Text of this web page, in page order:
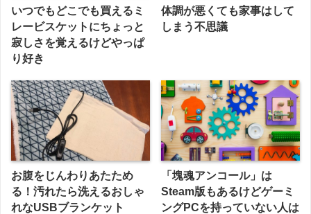
いつでもどこでも買えるミ
レービスケットにちょっと
寂しさを覚えるけどやっぱ
り好き
体調が悪くても家事はして
しまう不思議
お腹をじんわりあたため
る！汚れたら洗えるおしゃ
れなUSBブランケット
「塊魂アンコール」は
Steam版もあるけどゲーミ
ングPCを持っていない人は